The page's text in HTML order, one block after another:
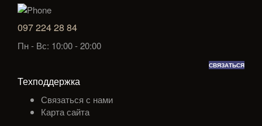
097 224 28 84
Пн - Вс: 10:00 - 20:00
СВЯЗАТЬСЯ
Техподдержка
Связаться с нами
Карта сайта